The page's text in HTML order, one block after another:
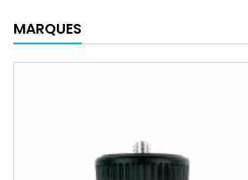
MARQUES